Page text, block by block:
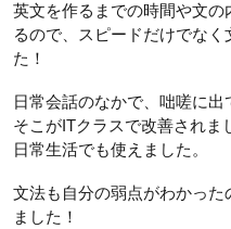
英文を作るまでの時間や文の
るので、スピードだけでな
た！
日常会話のなかで、咄嗟に
そこがITクラスで改善されま
日常生活でも使えました。
文法も自分の弱点がわかった
ました！